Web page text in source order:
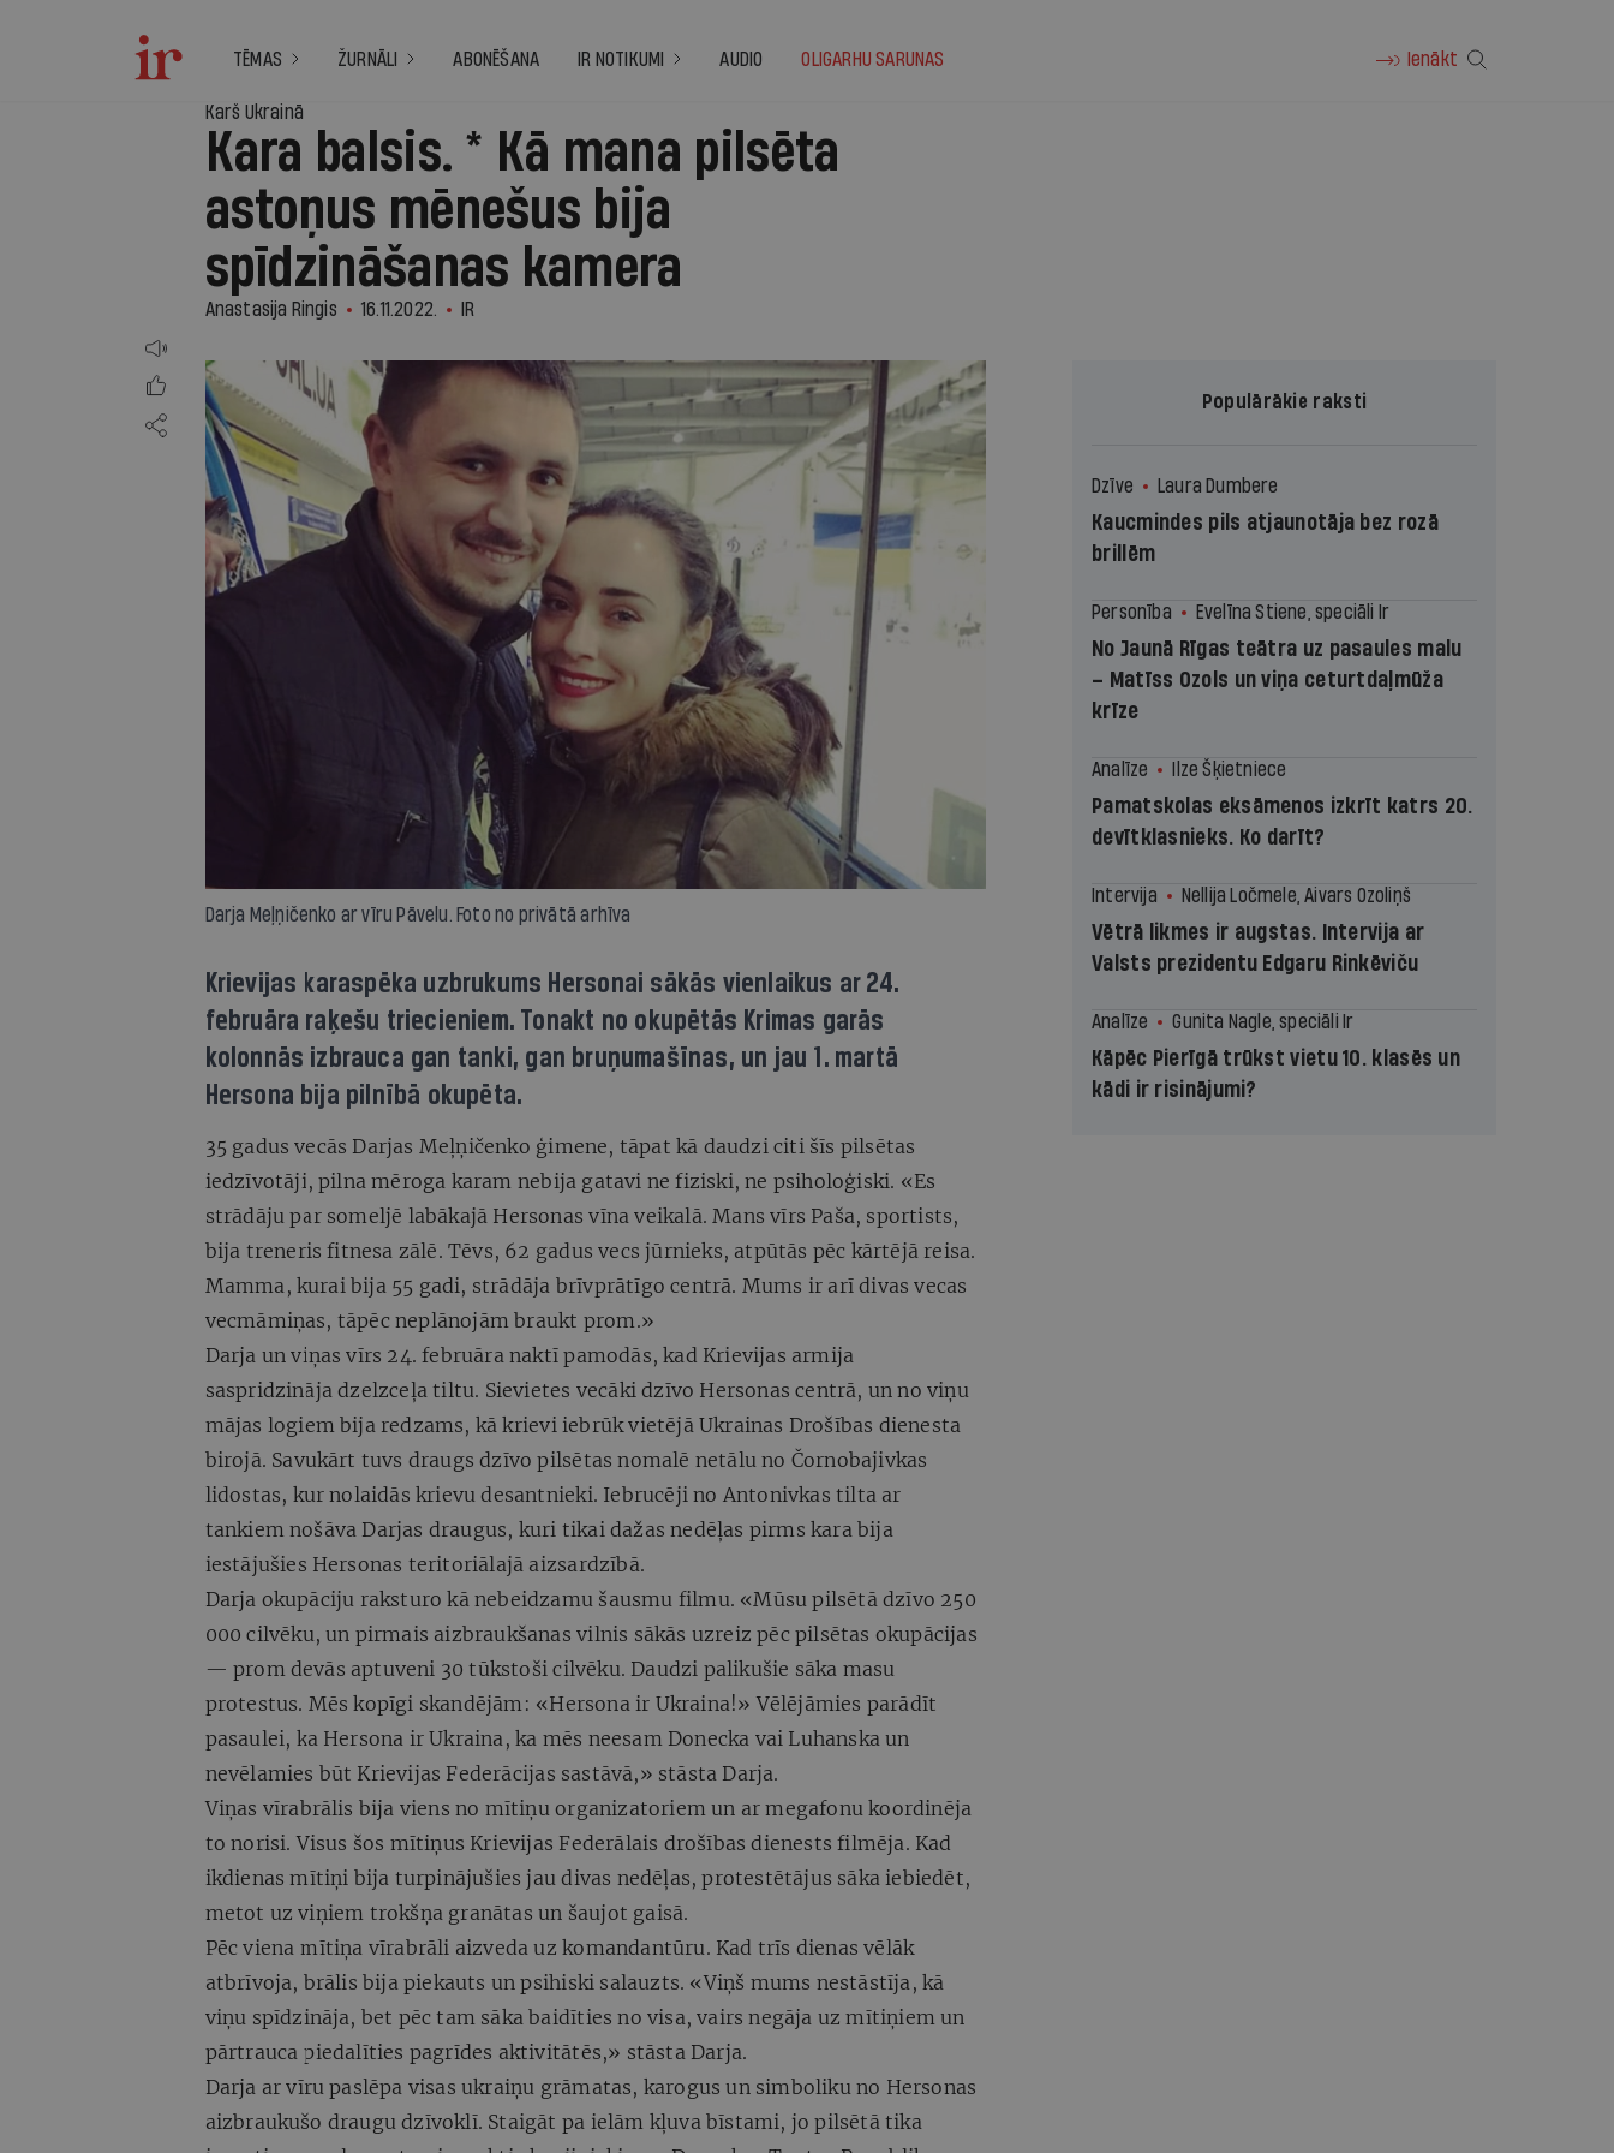
TĒMAS ŽURNĀLI ABONĒŠANA IR NOTIKUMI AUDIO OLIGARHU SARUNAS Ienākt
Karš Ukrainā
Kara balsis. * Kā mana pilsēta
astoņus mēnešus bija
spīdzināšanas kamera
Anastasija Ringis 16.11.2022. IR
Darja Meļņičenko ar vīru Pāvelu. Foto no privātā arhīva
Krievijas karaspēka uzbrukums Hersonai sākās vienlaikus ar 24.
februāra raķešu triecieniem. Tonakt no okupētās Krimas garās
kolonnās izbrauca gan tanki, gan bruņumašīnas, un jau 1. martā
Hersona bija pilnībā okupēta.
35 gadus vecās Darjas Meļņičenko ģimene, tāpat kā daudzi citi šīs pilsētas
iedzīvotāji, pilna mēroga karam nebija gatavi ne fiziski, ne psiholoģiski. «Es
strādāju par someljē labākajā Hersonas vīna veikalā. Mans vīrs Paša, sportists,
bija treneris fitnesa zālē. Tēvs, 62 gadus vecs jūrnieks, atpūtās pēc kārtējā reisa.
Mamma, kurai bija 55 gadi, strādāja brīvprātīgo centrā. Mums ir arī divas vecas
vecmāmiņas, tāpēc neplānojām braukt prom.»
Darja un viņas vīrs 24. februāra naktī pamodās, kad Krievijas armija
saspridzināja dzelzceļa tiltu. Sievietes vecāki dzīvo Hersonas centrā, un no viņu
mājas logiem bija redzams, kā krievi iebrūk vietējā Ukrainas Drošības dienesta
birojā. Savukārt tuvs draugs dzīvo pilsētas nomalē netālu no Čornobajivkas
lidostas, kur nolaidās krievu desantnieki. Iebrucēji no Antonivkas tilta ar
tankiem nošāva Darjas draugus, kuri tikai dažas nedēļas pirms kara bija
iestājušies Hersonas teritoriālajā aizsardzībā.
Darja okupāciju raksturo kā nebeidzamu šausmu filmu. «Mūsu pilsētā dzīvo 250
000 cilvēku, un pirmais aizbraukšanas vilnis sākās uzreiz pēc pilsētas okupācijas
— prom devās aptuveni 30 tūkstoši cilvēku. Daudzi palikušie sāka masu
protestus. Mēs kopīgi skandējām: «Hersona ir Ukraina!» Vēlējāmies parādīt
pasaulei, ka Hersona ir Ukraina, ka mēs neesam Donecka vai Luhanska un
nevēlamies būt Krievijas Federācijas sastāvā,» stāsta Darja.
Viņas vīrabrālis bija viens no mītiņu organizatoriem un ar megafonu koordinēja
to norisi. Visus šos mītiņus Krievijas Federālais drošības dienests filmēja. Kad
ikdienas mītiņi bija turpinājušies jau divas nedēļas, protestētājus sāka iebiedēt,
metot uz viņiem trokšņa granātas un šaujot gaisā.
Pēc viena mītiņa vīrabrāli aizveda uz komandantūru. Kad trīs dienas vēlāk
atbrīvoja, brālis bija piekauts un psihiski salauzts. «Viņš mums nestāstīja, kā
viņu spīdzināja, bet pēc tam sāka baidīties no visa, vairs negāja uz mītiņiem un
pārtrauca piedalīties pagrīdes aktivitātēs,» stāsta Darja.
Darja ar vīru paslēpa visas ukraiņu grāmatas, karogus un simboliku no Hersonas
aizbraukušo draugu dzīvoklī. Staigāt pa ielām kļuva bīstami, jo pilsētā tika
Populārākie raksti
Dzīve Laura Dumbere
Kaucmindes pils atjaunotāja bez rozā
brillēm
Personība Evelīna Stiene, speciāli Ir
No Jaunā Rīgas teātra uz pasaules malu
– Matīss Ozols un viņa ceturtdaļmūža
krīze
Analīze Ilze Šķietniece
Pamatskolas eksāmenos izkrīt katrs 20.
devītklasnieks. Ko darīt?
Intervija Nellija Ločmele, Aivars Ozoliņš
Vētrā likmes ir augstas. Intervija ar
Valsts prezidentu Edgaru Rinkēviču
Analīze Gunita Nagle, speciāli Ir
Kāpēc Pierīgā trūkst vietu 10. klasēs un
kādi ir risinājumi?